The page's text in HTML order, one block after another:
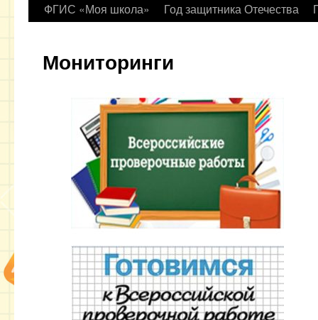
ФГИС «Моя школа»
Год защитника Отечества
Мониторинги